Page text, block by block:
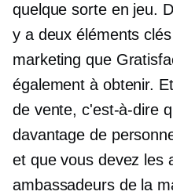
quelque sorte en jeu.
y a deux éléments
marketing que
également à obtenir.
de vente, c'est-à-dire
davantage de
et que vous devez les
ambassadeurs de la